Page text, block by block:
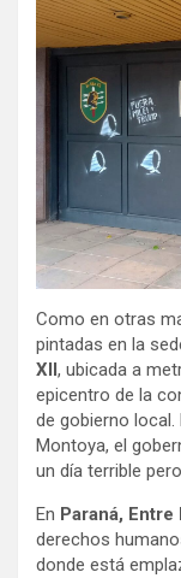
Como en otras
pintadas en la
XII , ubicada a
epicentro de la
de gobierno
Montoya, el
un día terrible
En Paraná, Entre
derechos
donde está